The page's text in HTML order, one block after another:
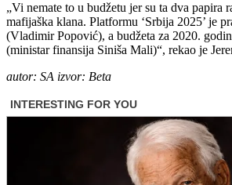
„Vi nemate to u budžetu jer su ta dva papira
mafijaška klana. Platformu ‘Srbija 2025’ je
(Vladimir Popović), a budžeta za 2020.
(ministar finansija Siniša Mali)“, rekao je
autor: SA izvor: Beta